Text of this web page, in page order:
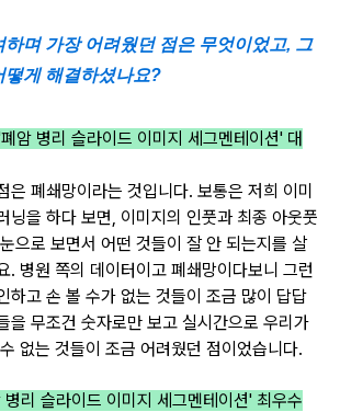
하며 가장 어려웠던 점은 무엇이었고, 그
떻게 해결하셨나요?
암 병리 슬라이드 이미지 세그멘테이션' 대
은 폐쇄망이라는 것입니다. 보통은 저희 이미
닝을 하다 보면, 이미지의 인풋과 최종 아웃풋
으로 보면서 어떤 것들이 잘 안 되는지를 살
. 병원 쪽의 데이터이고 폐쇄망이다보니 그런
하고 손 볼 수가 없는 것들이 조금 많이 답답
을 무조건 숫자로만 보고 실시간으로 우리가
없는 것들이 조금 어려웠던 점이었습니다.
리 슬라이드 이미지 세그멘테이션' 최우수